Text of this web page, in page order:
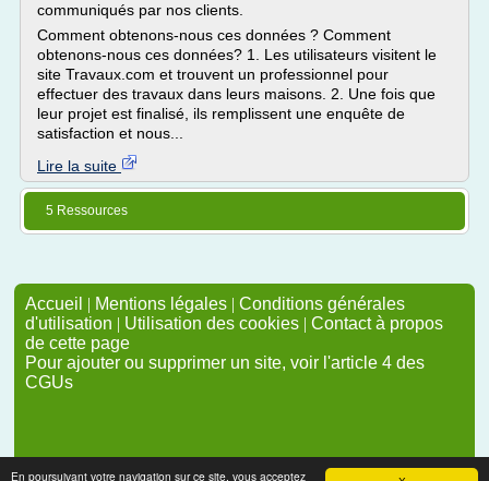
En poursuivant votre navigation sur ce site, vous acceptez
communiqués par nos clients.
Comment obtenons-nous ces données ? Comment
obtenons-nous ces données? 1. Les utilisateurs visitent le
site Travaux.com et trouvent un professionnel pour
effectuer des travaux dans leurs maisons. 2. Une fois que
leur projet est finalisé, ils remplissent une enquête de
satisfaction et nous...
Lire la suite
5 Ressources
Accueil | Mentions légales | Conditions générales
d'utilisation | Utilisation des cookies | Contact à propos
de cette page
Pour ajouter ou supprimer un site, voir l'article 4 des
CGUs